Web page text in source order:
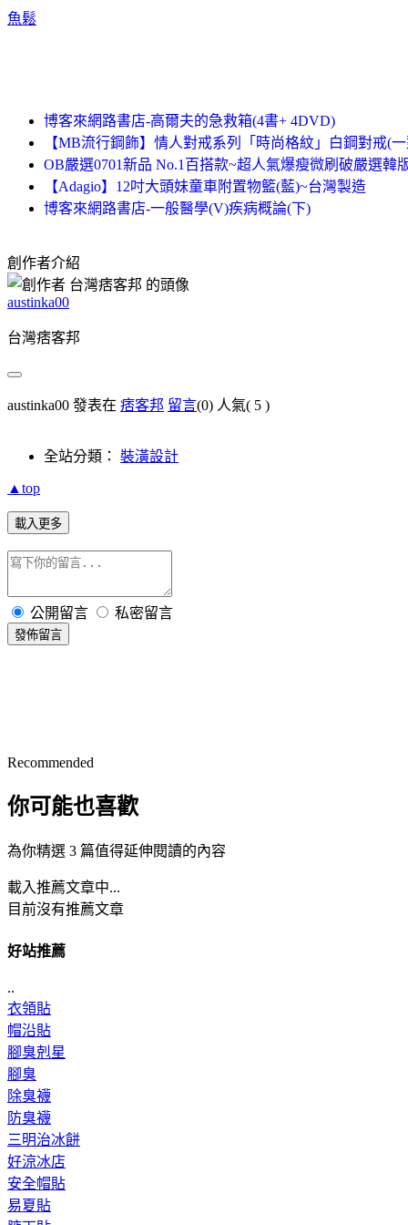
魚鬆
博客來網路書店-高爾夫的急救箱(4書+ 4DVD)
【MB流行鋼飾】情人對戒系列「時尚格紋」白鋼對戒(
OB嚴選0701新品 No.1百搭款~超人氣爆瘦微刷破嚴選韓
【Adagio】12吋大頭妹童車附置物籃(藍)~台灣製造
博客來網路書店-一般醫學(V)疾病概論(下)
創作者介紹
austinka00
台灣痞客邦
austinka00 發表在 痞客邦 留言(0) 人氣( 5 )
全站分類： 裝潢設計
▲top
載入更多
公開留言 私密留言
發佈留言
Recommended
你可能也喜歡
為你精選 3 篇值得延伸閱讀的內容
載入推薦文章中...
目前沒有推薦文章
好站推薦
..
衣領貼
帽沿貼
腳臭剋星
腳臭
除臭襪
防臭襪
三明治冰餅
好涼冰店
安全帽貼
易夏貼